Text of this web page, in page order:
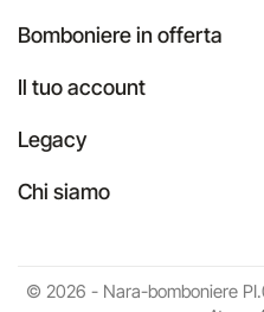
Bomboniere in offerta
Il tuo account
Legacy
Chi siamo
© 2026 - Nara-bomboniere